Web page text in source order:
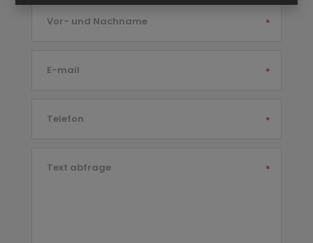
Vor- und Nachname *
E-mail *
Telefon *
Text abfrage *